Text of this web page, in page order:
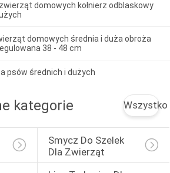
domowych kołnierz odblaskowy
domowych średnia i duża obroża
38 - 48 cm
psów średnich i dużych
kategorie Wszystko
Smycz Do Szelek
Dla Zwierząt